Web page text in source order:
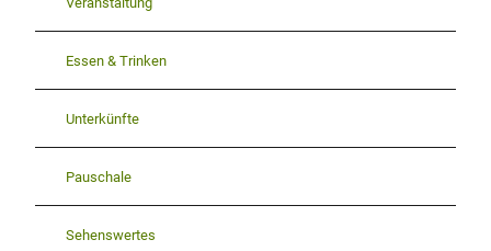
Essen & Trinken
Unterkünfte
Pauschale
Sehenswertes